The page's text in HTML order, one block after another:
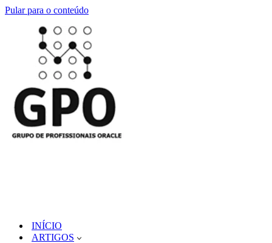
Pular para o conteúdo
INÍCIO
ARTIGOS